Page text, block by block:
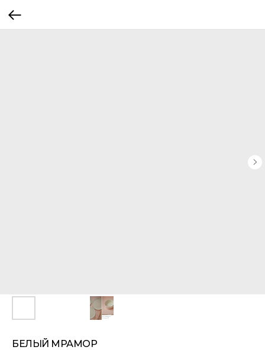
БЕЛЫЙ МРАМОР